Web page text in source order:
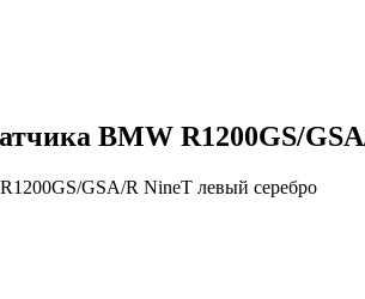
BMW R1200GS/
GSA/R NineT левый серебро